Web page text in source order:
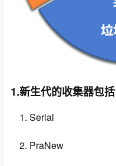
1.新生代的收集器包括
Serial
PraNew